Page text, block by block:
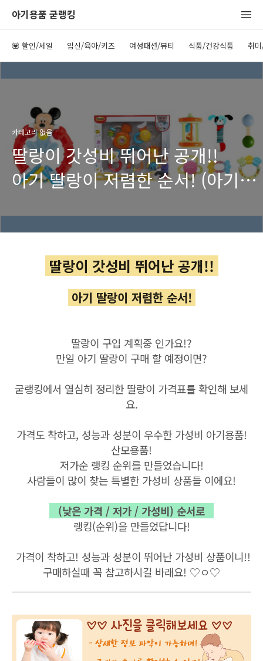
아기용품 굳랭킹
💟 할인/세일 임신/육아/키즈 여성패션/뷰티 식품/건강식품 취
카테고리 없음
딸랑이 갓성비 뛰어난 공개!!
아기 딸랑이 저렴한 순서! (아기
딸랑이 갓성비 뛰어난 공개!!
아기 딸랑이 저렴한 순서!
딸랑이 구입 계획중 인가요!?
만일 아기 딸랑이 구매 할 예정이면?
굳랭킹에서 열심히 정리한 딸랑이 가격표를 확인해 보세
요.
가격도 착하고, 성능과 성분이 우수한 가성비 아기용품!
산모용품!
저가순 랭킹 순위를 만들었습니다!
사람들이 많이 찾는 특별한 가성비 상품들 이에요!
(낮은 가격 / 저가 / 가성비) 순서로
랭킹(순위)을 만들었답니다!
가격이 착하고! 성능과 성분이 뛰어난 가성비 상품이니!!
구매하실때 꼭 참고하시길 바래요! ♡ㅇ♡